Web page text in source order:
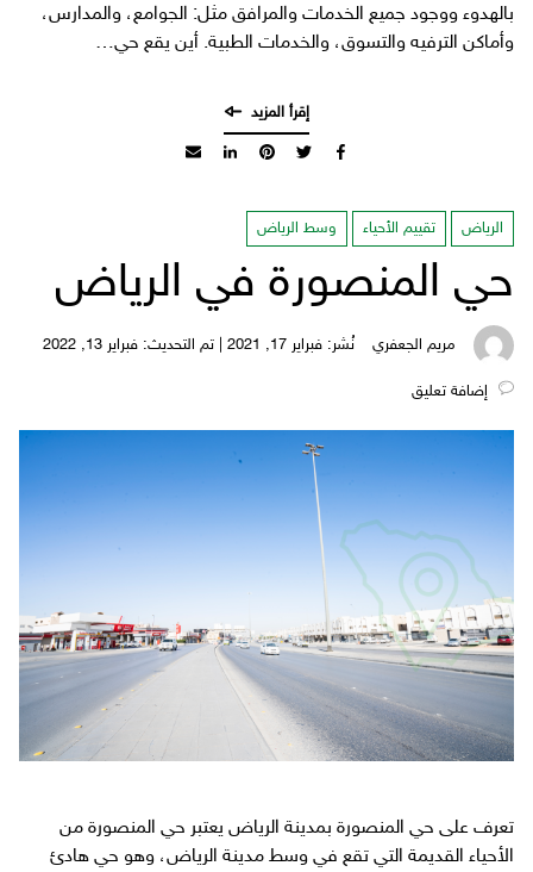
بالهدوء ووجود جميع الخدمات والمرافق مثل: الجوامع، والمدارس،
وأماكن الترفيه والتسوق، والخدمات الطبية. أين يقع حي…
الرياض تقييم الأحياء وسط الرياض
حي المنصورة في الرياض
مريم الجعفري نُشر: فبراير 17, 2021 | تم التحديث: فبراير 13, 2022
تعرف على حي المنصورة بمدينة الرياض يعتبر حي المنصورة من
الأحياء القديمة التي تقع في وسط مدينة الرياض، وهو حي هادئ